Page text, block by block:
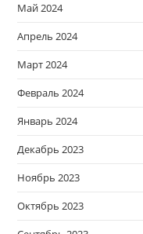
Май 2024
Апрель 2024
Март 2024
Февраль 2024
Январь 2024
Декабрь 2023
Ноябрь 2023
Октябрь 2023